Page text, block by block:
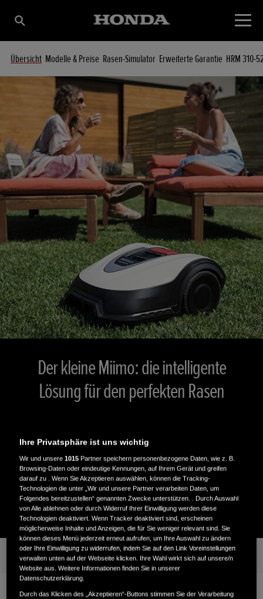
Übersicht Modelle & Preise Rasen-Simulator Erweiterte Garantie HRM 310-
Der kleine Miimo: die intelligente
Lösung für den perfekten Rasen
großer Schnittleistung, der sich perfekt für kleinere
Rasenflächen eignet.
TECHNISCHE DATEN
Hauptmerkmale Galerie Alle Merkmale Modelle
Ihre Privatsphäre ist uns wichtig
Wir und unsere1015 Partner speichern personenbezogene Daten, wie z. B.
Browsing-Daten oder eindeutige Kennungen, auf Ihrem Gerät und greifen
darauf zu . Wenn Sie Akzeptieren auswählen, können die Tracking-
Technologien die unter „Wir und unsere Partner verarbeiten Daten, um
Folgendes bereitzustellen“ genannten Zwecke unterstützen. . Durch Auswahl
von Alle ablehnen oder durch Widerruf Ihrer Einwilligung werden diese
Technologien deaktiviert. Wenn Tracker deaktiviert sind, erscheinen
möglicherweise Inhalte und Anzeigen, die für Sie weniger relevant sind. Sie
können dieses Menü jederzeit erneut aufrufen, um Ihre Auswahl zu ändern
oder Ihre Einwilligung zu widerrufen, indem Sie auf den Link Voreinstellungen
verwalten unten auf der Webseite klicken. Ihre Wahl wirkt sich auf unsere/n
Website aus. Weitere Informationen finden Sie in unserer
Datenschutzerklärung.
Durch das Klicken des „Akzeptieren“-Buttons stimmen Sie der Verarbeitung